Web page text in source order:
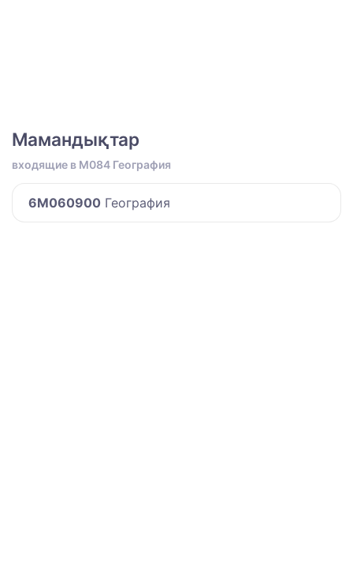
Мамандықтар
входящие в M084 География
6M060900 География